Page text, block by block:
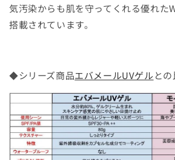
気汚染からも肌を守ってくれる優れた
搭載されています。
◆シリーズ商品エバメールUVゲル と